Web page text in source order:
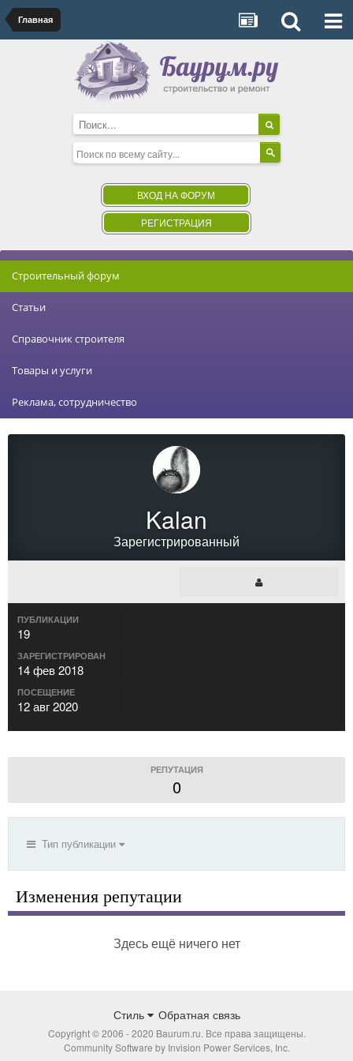
Главная
ВХОД НА ФОРУМ
РЕГИСТРАЦИЯ
Строительный форум
Статьи
Справочник строителя
Товары и услуги
Реклама, сотрудничество
Kalan
Зарегистрированный
ПУБЛИКАЦИИ
19
ЗАРЕГИСТРИРОВАН
14 фев 2018
ПОСЕЩЕНИЕ
12 авг 2020
РЕПУТАЦИЯ
0
Тип публикации
Изменения репутации
Здесь ещё ничего нет
Стиль Обратная связь
Copyright © 2006 - 2020 Baurum.ru. Все права защищены.
Community Software by Invision Power Services, Inc.